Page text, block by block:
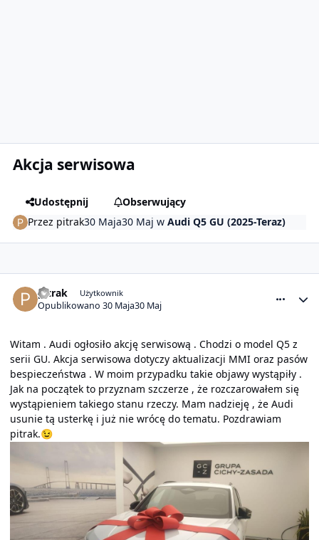
Akcja serwisowa
Udostępnij
Obserwujący
Przez pitrak30 Maja30 Maj wAudi Q5 GU (2025-Teraz)
pitrak Użytkownik
Opublikowano30 Maja30 Maj
Witam . Audi ogłosiło akcję serwisową . Chodzi o model Q5 z
serii GU. Akcja serwisowa dotyczy aktualizacji MMI oraz pasów
bespieczeństwa . W moim przypadku takie objawy wystąpiły .
Jak na początek to przyznam szczerze , że rozczarowałem się
wystąpieniem takiego stanu rzeczy. Mam nadzieję , że Audi
usunie tą usterkę i już nie wrócę do tematu. Pozdrawiam
pitrak.😉